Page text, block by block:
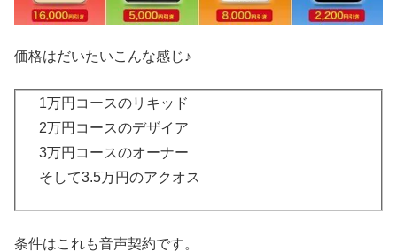
価格はだいたいこんな感じ♪
1万円コースのリキッド
2万円コースのデザイア
3万円コースのオーナー
そして3.5万円のアクオス
条件はこれも音声契約です。